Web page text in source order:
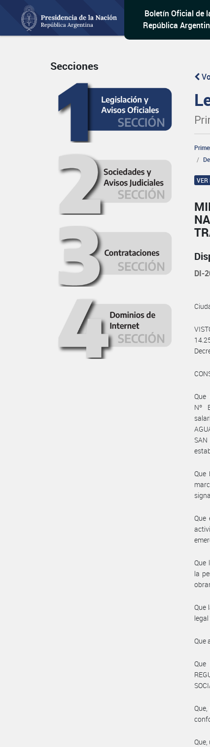
Boletín Oficial de
República
Secciones
VER
DI-
Que
Nº
Que
Que
Que
la
Que
Que
Que